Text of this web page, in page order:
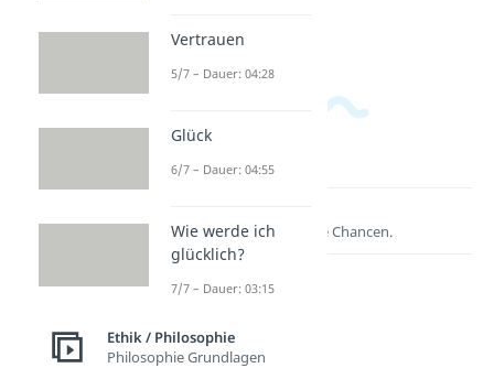
Entdecke hier deine Chancen.
Vertrauen
5/7 – Dauer: 04:28
Glück
6/7 – Dauer: 04:55
Wie werde ich
glücklich?
7/7 – Dauer: 03:15
Ethik / Philosophie
Philosophie Grundlagen